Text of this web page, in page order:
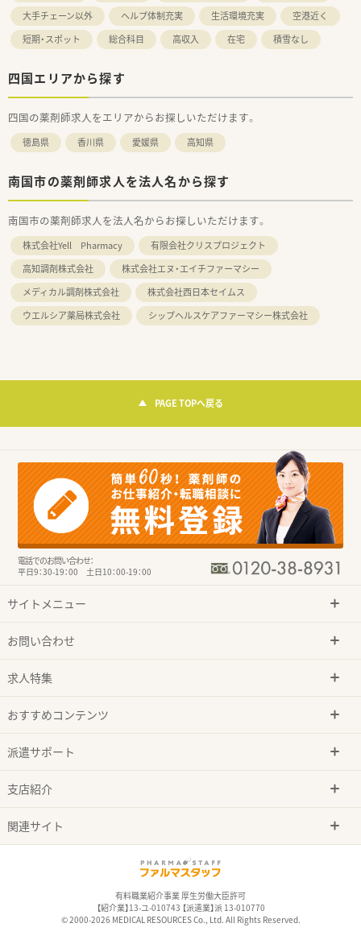
大手チェーン以外
ヘルプ体制充実 生活環境充実
空港近く
短期・スポット
総合科目 高収入 在宅 積雪なし
四国エリアから探す
四国の薬剤師求人をエリアからお探しいただけます。
徳島県 香川県 愛媛県 高知県
南国市の薬剤師求人を法人名から探す
南国市の薬剤師求人を法人名からお探しいただけます。
株式会社Yell Pharmacy
有限会社クリスプロジェクト
高知調剤株式会社
株式会社エヌ・エイチファーマシー
メディカル調剤株式会社
株式会社西日本セイムス
ウエルシア薬局株式会社
シップヘルスケアファーマシー株式会社
PAGE TOPへ戻る
電話でのお問い合わせ：
平日9：30-19：00 土日10：00-19：00
サイトメニュー
お問い合わせ
求人特集
おすすめコンテンツ
派遣サポート
支店紹介
関連サイト
有料職業紹介事業 厚生労働大臣許可
【紹介業】13-ユ-010743 【派遣業】派 13-010770
© 2000-2026 MEDICAL RESOURCES Co., Ltd. All Rights Reserved.